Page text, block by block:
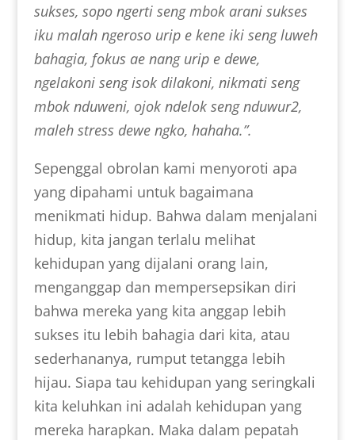
sukses, sopo ngerti seng mbok arani sukses
iku malah ngeroso urip e kene iki seng luweh
bahagia, fokus ae nang urip e dewe,
ngelakoni seng isok dilakoni, nikmati seng
mbok nduweni, ojok ndelok seng nduwur2,
maleh stress dewe ngko, hahaha.”.
Sepenggal obrolan kami menyoroti apa
yang dipahami untuk bagaimana
menikmati hidup. Bahwa dalam menjalani
hidup, kita jangan terlalu melihat
kehidupan yang dijalani orang lain,
menganggap dan mempersepsikan diri
bahwa mereka yang kita anggap lebih
sukses itu lebih bahagia dari kita, atau
sederhananya, rumput tetangga lebih
hijau. Siapa tau kehidupan yang seringkali
kita keluhkan ini adalah kehidupan yang
mereka harapkan. Maka dalam pepatah